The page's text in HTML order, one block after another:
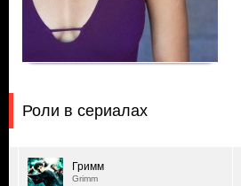
Роли в сериалах
Гримм
Grimm